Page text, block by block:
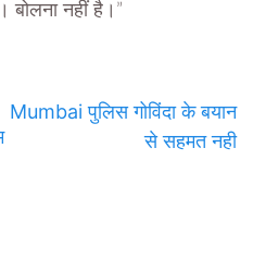
बोलना नहीं है।”
Mumbai पुलिस गोविंदा के बयान
से सहमत नही